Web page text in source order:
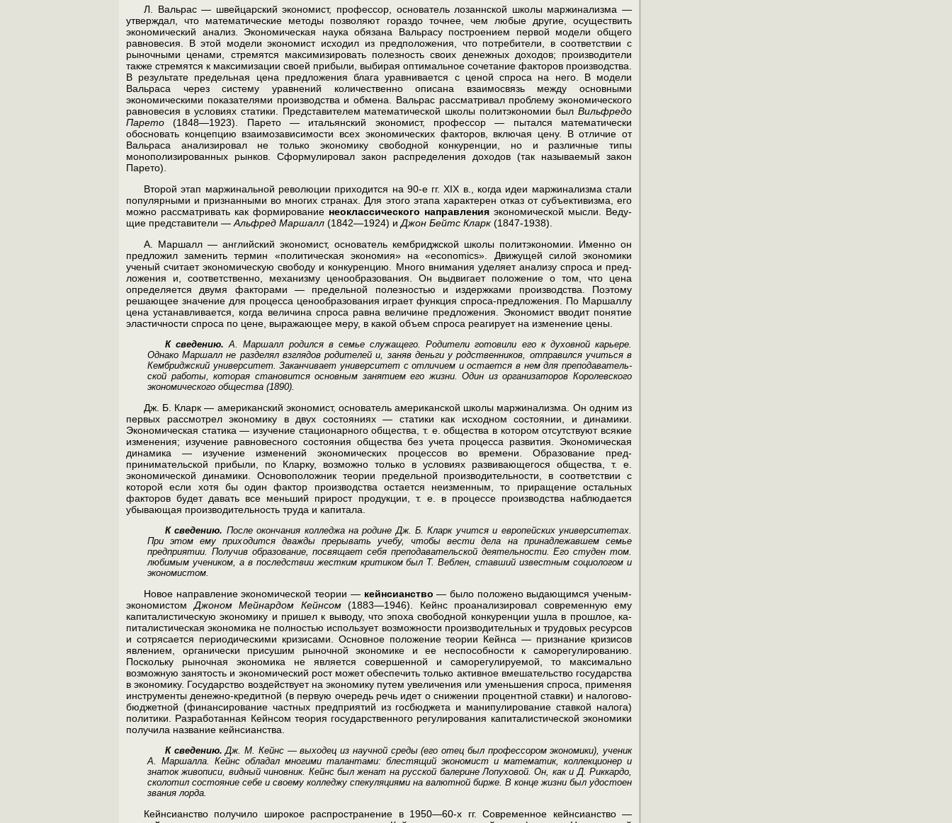
Л. Вальрас — швейцарский экономист, профессор, основатель лозаннской школы маржинализма —
утверждал, что математиче­ские методы позволяют гораздо точнее, чем любые другие, осуще­ствить
экономический анализ. Экономическая наука обязана Вальрасу построением первой модели общего
равновесия. В этой модели экономист исходил из предположения, что потребители, в соответствии с
рыночными ценами, стремятся максимизировать полезность своих денежных доходов; производители
также стре­мятся к максимизации своей прибыли, выбирая оптимальное сочетание факторов производства.
В результате предельная цена предложения блага уравнивается с ценой спроса на него. В модели
Вальраса через систему уравнений количественно описана взаи­мосвязь между основными
экономическими показателями произ­водства и обмена. Вальрас рассматривал проблему экономическо­го
равновесия в условиях статики. Представителем математиче­ской школы политэкономии был Вильфредо
Парето (1848—1923). Парето — итальянский экономист, профессор — пытался матема­тически
обосновать концепцию взаимозависимости всех эконо­мических факторов, включая цену. В отличие от
Вальраса анали­зировал не только экономику свободной конкуренции, но и раз­личные типы
монополизированных рынков. Сформулировал закон распределения доходов (так называемый закон
Парето).
Второй этап маржинальной революции приходится на 90-е гг. XIX в., когда идеи маржинализма стали
популярными и признанными во многих странах. Для этого этапа характерен от­каз от субъективизма, его
можно рассматривать как формирова­ние неоклассического направления экономической мысли. Веду­
щие представители — Альфред Маршалл (1842—1924) и Джон Бейтс Кларк (1847-1938).
А. Маршалл — английский экономист, основатель кем­бриджской школы политэкономии. Именно он
предложил заме­нить термин «политическая экономия» на «economics». Движу­щей силой экономики
ученый считает экономическую свободу и конкуренцию. Много внимания уделяет анализу спроса и пред­
ложения и, соответственно, механизму ценообразования. Он вы­двигает положение о том, что цена
определяется двумя фактора­ми — предельной полезностью и издержками производства. По­этому
решающее значение для процесса ценообразования играет функция спроса-предложения. По Маршаллу
цена устанавлива­ется, когда величина спроса равна величине предложения. Эко­номист вводит понятие
эластичности спроса по цене, выражаю­щее меру, в какой объем спроса реагирует на изменение цены.
К сведению. А. Маршалл родился в семье служащего. Роди­тели готовили его к духовной карьере.
Однако Маршалл не раз­делял взглядов родителей и, заняв деньги у родственников, от­правился учиться в
Кембриджский университет. Заканчивает университет с отличием и остается в нем для преподаватель­
ской работы, которая становится основным занятием его жиз­ни. Один из организаторов Королевского
экономического об­щества (1890).
Дж. Б. Кларк — американский экономист, основатель амери­канской школы маржинализма. Он одним из
первых рассмотрел экономику в двух состояниях — статики как исходном состоя­нии, и динамики.
Экономическая статика — изучение стацио­нарного общества, т. е. общества в котором отсутствуют всякие
изменения; изучение равновесного состояния общества без учета процесса развития. Экономическая
динамика — изучение изме­нений экономических процессов во времени. Образование пред­
принимательской прибыли, по Кларку, возможно только в усло­виях развивающегося общества, т. е.
экономической динамики. Основоположник теории предельной производительности, в со­ответствии с
которой если хотя бы один фактор производства остается неизменным, то приращение остальных
факторов будет давать все меньший прирост продукции, т. е. в процессе произ­водства наблюдается
убывающая производительность труда и ка­питала.
К сведению. После окончания колледжа на родине Дж. Б. Кларк учится и европейских университетах.
При этом ему приходится дважды прерывать учебу, чтобы вести дела на принадлежавшем семье
предприятии. Получив образование, посвящает себя преподавательской деятельности. Его студен том.
любимым учеником, а в последствии жестким критиком был Т. Веблен, ставший известным социологом и
экономистом.
Новое направление экономической теории — кейнсианство — было положено выдающимся ученым-
экономистом Джоном Мейнардом Кейнсом(1883—1946). Кейнс проанализировал современную ему
капиталистическую экономику и пришел к выводу, что эпоха свободной конкуренции ушла в прошлое, ка­
питалистическая экономика не полностью использует возмож­ности производительных и трудовых ресурсов
и сотрясается пе­риодическими кризисами. Основное положение теории Кейнса — признание кризисов
явлением, органически присушим рыночной экономике и ее неспособности к саморегулированию.
Поскольку рыночная экономика не является совершенной и са­морегулируемой, то максимально
возможную занятость и эконо­мический рост может обеспечить только активное вмешательст­во государства
в экономику. Государство воздействует на эконо­мику путем увеличения или уменьшения спроса, применяя
инструменты денежно-кредитной (в первую очередь речь идет о снижении процентной ставки) и налогово-
бюджетной (финан­сирование частных предприятий из госбюджета и манипулирование ставкой налога)
политики. Разработанная Кейнсом теория государственного регулирования капиталистической экономики
получила название кейнсианства.
К сведению.Дж. М. Кейнс — выходец из научной среды (его отец был профессором экономики), ученик
А. Маршалла. Кейнс обладал многими талантами: блестящий экономист и ма­тематик, коллекционер и
знаток живописи, видный чиновник. Кейнс был женат на русской балерине Лопуховой. Он, как и Д. Риккардо,
сколотил состояние себе и своему колледжу спе­куляциями на валютной бирже. В конце жизни был удостоен
звания лорда.
Кейнсианство получило широкое распространение в 1950—60-х гг. Современное кейнсианство —